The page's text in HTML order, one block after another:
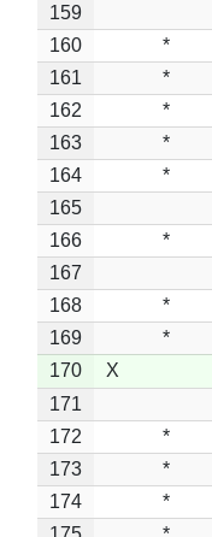
159
160
*
161
*
162
*
163
*
164
*
165
166
*
167
168
*
169
*
170
X
171
172
*
173
*
174
*